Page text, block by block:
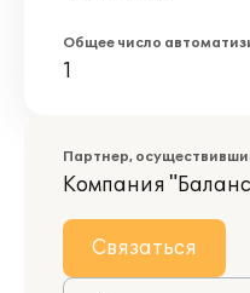
Общее число
1
Партнер,
Компания
Связаться